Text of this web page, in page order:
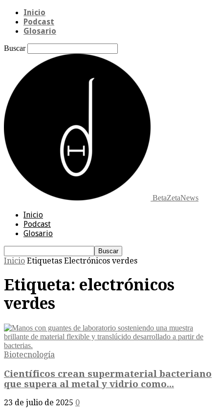
Inicio
Podcast
Glosario
Buscar
BetaZetaNews
Inicio
Podcast
Glosario
Inicio Etiquetas Electrónicos verdes
Etiqueta: electrónicos
verdes
Biotecnología
Científicos crean supermaterial bacteriano
que supera al metal y vidrio como...
23 de julio de 2025 0